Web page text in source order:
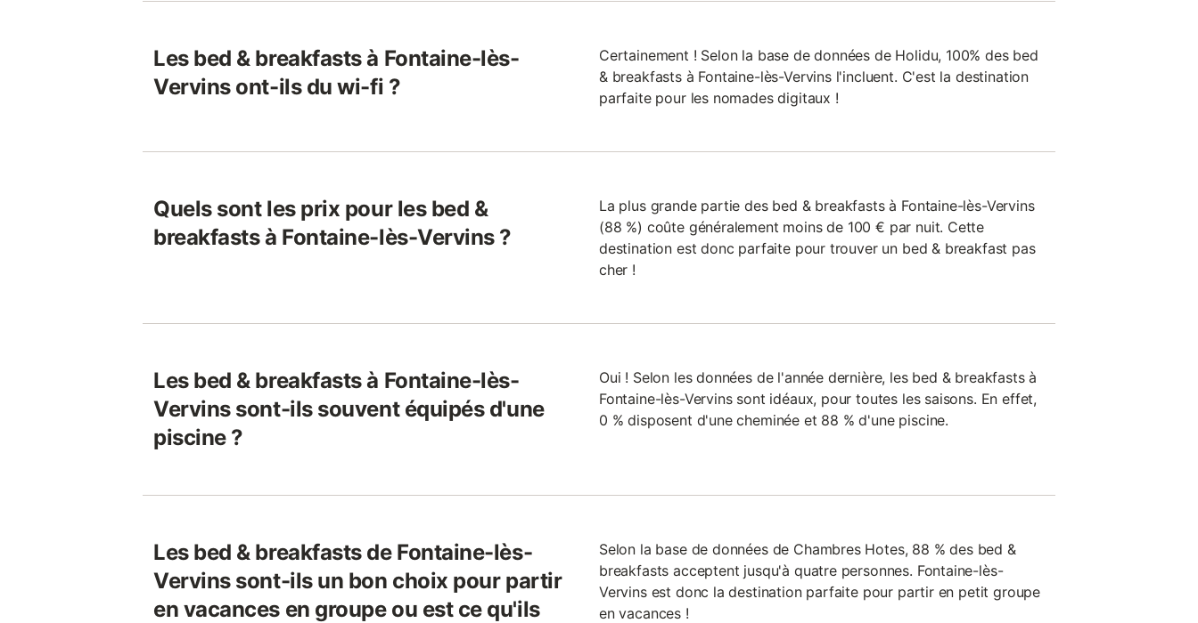
Les bed & breakfasts à Fontaine-lès-
Vervins ont-ils du wi-fi ?
Certainement ! Selon la base de données de Holidu, 100% des bed
& breakfasts à Fontaine-lès-Vervins l'incluent. C'est la destination
parfaite pour les nomades digitaux !
Quels sont les prix pour les bed &
breakfasts à Fontaine-lès-Vervins ?
La plus grande partie des bed & breakfasts à Fontaine-lès-Vervins
(88 %) coûte généralement moins de 100 € par nuit. Cette
destination est donc parfaite pour trouver un bed & breakfast pas
cher !
Les bed & breakfasts à Fontaine-lès-
Vervins sont-ils souvent équipés d'une
piscine ?
Oui ! Selon les données de l'année dernière, les bed & breakfasts à
Fontaine-lès-Vervins sont idéaux, pour toutes les saisons. En effet,
0 % disposent d'une cheminée et 88 % d'une piscine.
Les bed & breakfasts de Fontaine-lès-
Vervins sont-ils un bon choix pour partir
en vacances en groupe ou est ce qu'ils
Selon la base de données de Chambres Hotes, 88 % des bed &
breakfasts acceptent jusqu'à quatre personnes. Fontaine-lès-
Vervins est donc la destination parfaite pour partir en petit groupe
en vacances !